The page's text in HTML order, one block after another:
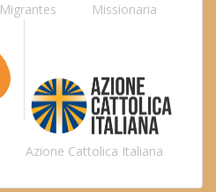
Migrantes
Missionaria
Azione Cattolica Italiana